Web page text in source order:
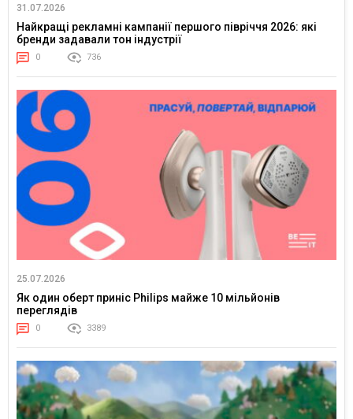
31.07.2026
Найкращі рекламні кампанії першого півріччя 2026: які
бренди задавали тон індустрії
0 736
25.07.2026
Як один оберт приніс Philips майже 10 мільйонів
переглядів
0 3389